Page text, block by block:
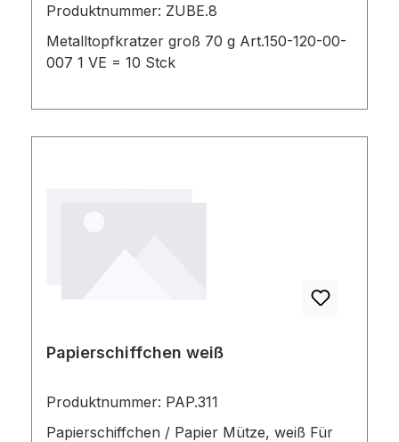
Produktnummer: ZUBE.8
Metalltopfkratzer groß 70 g Art.150-120-00-
007 1 VE = 10 Stck
Papierschiffchen weiß
Produktnummer: PAP.311
Papierschiffchen / Papier Mütze, weiß Für